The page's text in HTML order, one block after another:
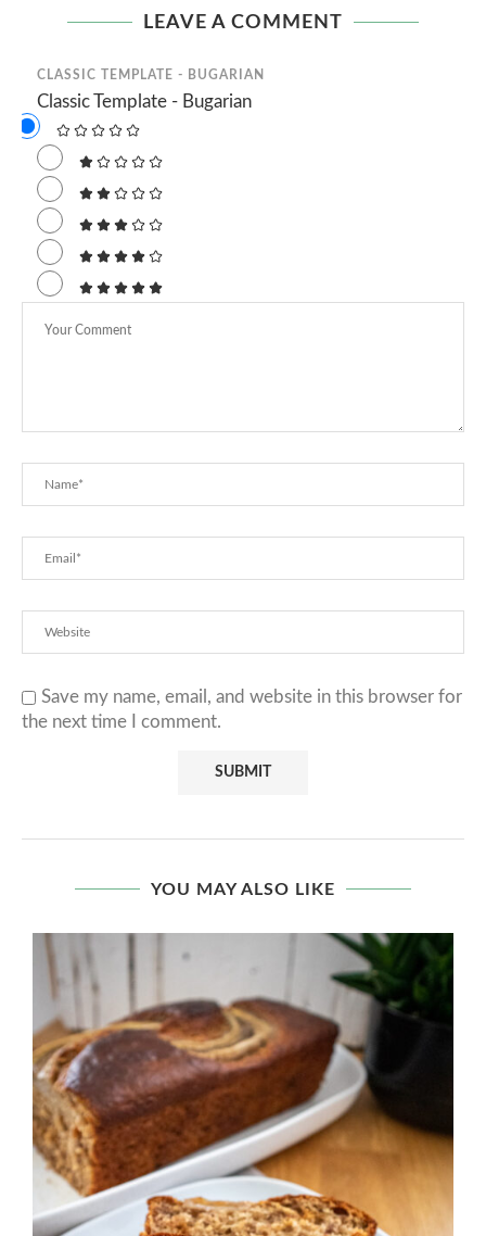
LEAVE A COMMENT
CLASSIC TEMPLATE - BUGARIAN
Classic Template - Bugarian
Save my name, email, and website in this browser for
the next time I comment.
YOU MAY ALSO LIKE